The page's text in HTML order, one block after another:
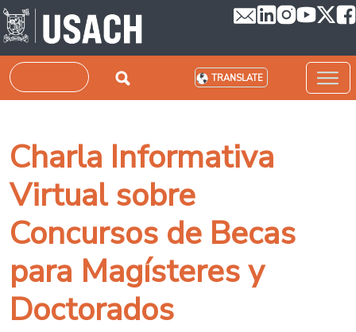
Skip to main content
Search TRANSLATE
Charla Informativa
Virtual sobre
Concursos de Becas
para Magísteres y
Doctorados